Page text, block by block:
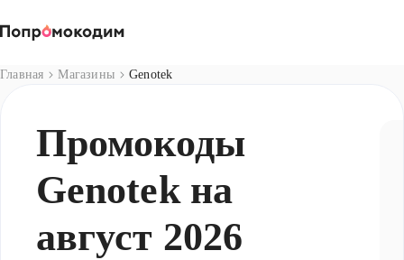
Главная Магазины Genotek
Промокоды
Genotek на
август 2026